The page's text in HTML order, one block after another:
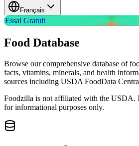
Français
Essai Gratuit
Food Database
Browse our comprehensive database of
facts, vitamins, minerals, and health
sources including USDA FoodData
Foodzilla is not affiliated with the USDA.
for informational purposes only.